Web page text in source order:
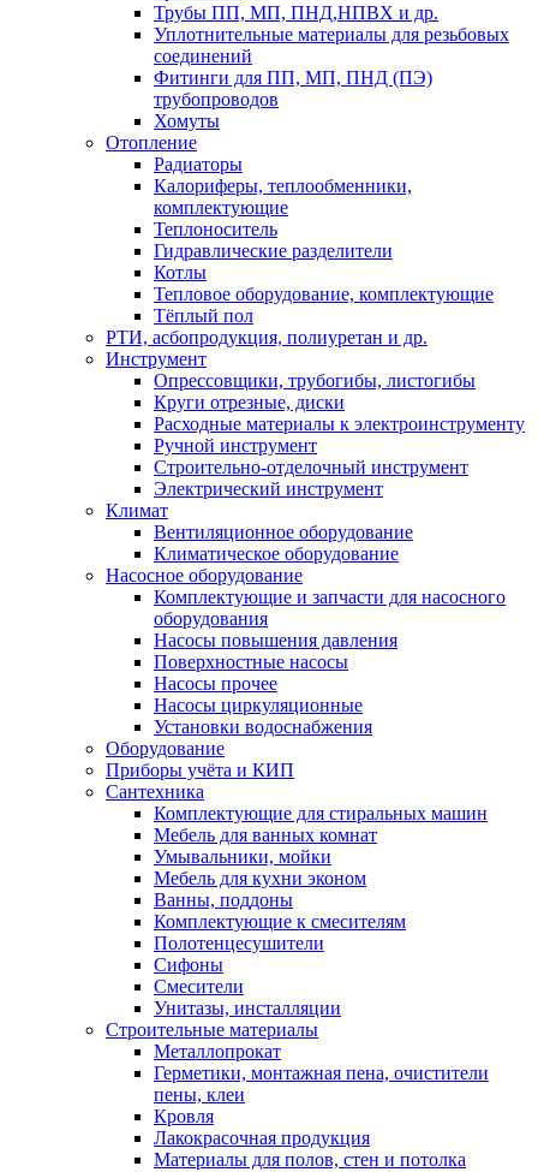
Трубы ПП, МП, ПНД,НПВХ и др.
Уплотнительные материалы для резьбовых
соединений
Фитинги для ПП, МП, ПНД (ПЭ)
трубопроводов
Хомуты
Отопление
Радиаторы
Калориферы, теплообменники,
комплектующие
Теплоноситель
Гидравлические разделители
Котлы
Тепловое оборудование, комплектующие
Тёплый пол
РТИ, асбопродукция, полиуретан и др.
Инструмент
Опрессовщики, трубогибы, листогибы
Круги отрезные, диски
Расходные материалы к электроинструменту
Ручной инструмент
Строительно-отделочный инструмент
Электрический инструмент
Климат
Вентиляционное оборудование
Климатическое оборудование
Насосное оборудование
Комплектующие и запчасти для насосного
оборудования
Насосы повышения давления
Поверхностные насосы
Насосы прочее
Насосы циркуляционные
Установки водоснабжения
Оборудование
Приборы учёта и КИП
Сантехника
Комплектующие для стиральных машин
Мебель для ванных комнат
Умывальники, мойки
Мебель для кухни эконом
Ванны, поддоны
Комплектующие к смесителям
Полотенцесушители
Сифоны
Смесители
Унитазы, инсталляции
Строительные материалы
Металлопрокат
Герметики, монтажная пена, очистители
пены, клеи
Кровля
Лакокрасочная продукция
Материалы для полов, стен и потолка